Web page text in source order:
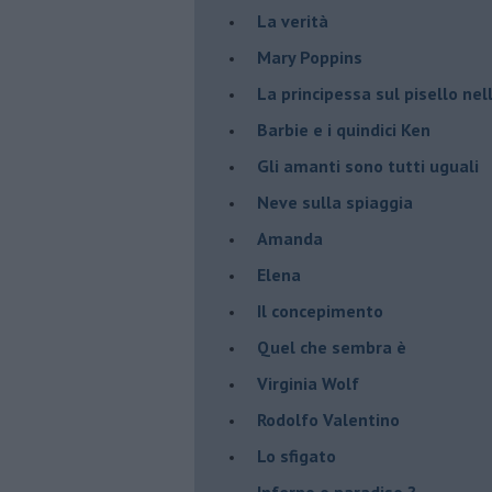
La verità
Mary Poppins
La principessa sul pisello
Barbie e i quindici Ken
Gli amanti sono tutti uguali
Neve sulla spiaggia
Amanda
Elena
Il concepimento
Quel che sembra è
Virginia Wolf
Rodolfo Valentino
Lo sfigato